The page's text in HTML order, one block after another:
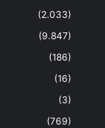
(2.033)
(9.847)
(186)
(16)
(3)
(769)